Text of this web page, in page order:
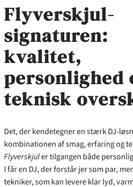
Flyverskjul-
signaturen:
kvalitet,
personlighed
teknisk
Det, der kendetegner en stærk DJ-
kombinationen af smag, erfaring og
Flyverskjuler tilgangen både
I får en DJ, der forstår jer som par,
tekniker, som kan levere klar lyd,